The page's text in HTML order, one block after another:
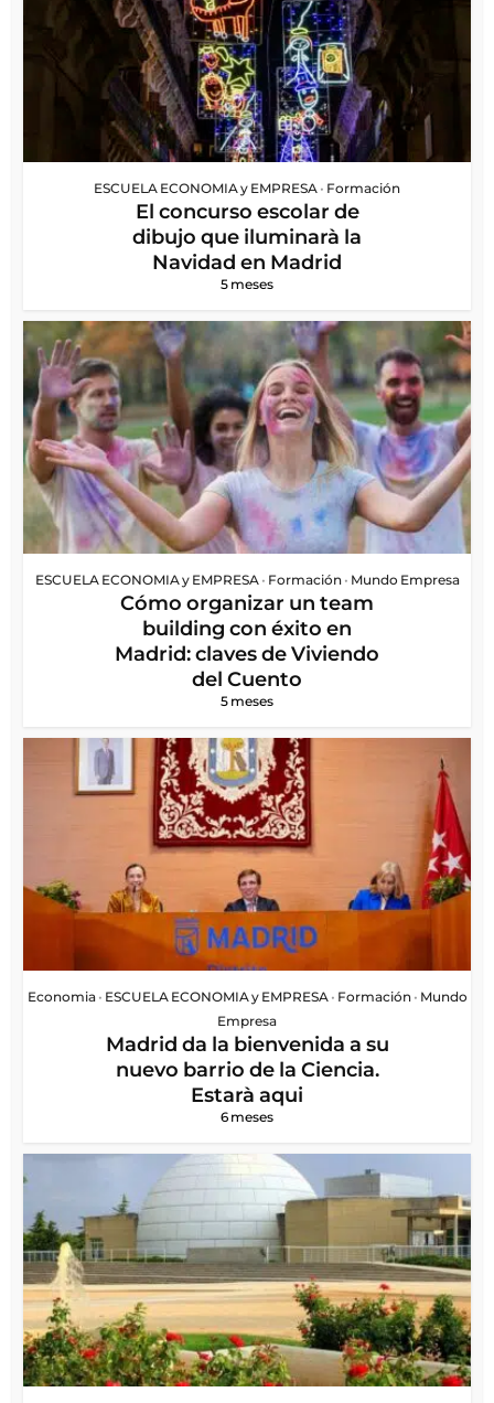
ESCUELA ECONOMIA y EMPRESA • Formación
El concurso escolar de
dibujo que iluminarà la
Navidad en Madrid
5 meses
ESCUELA ECONOMIA y EMPRESA • Formación • Mundo Empresa
Cómo organizar un team
building con éxito en
Madrid: claves de Viviendo
del Cuento
5 meses
Economia • ESCUELA ECONOMIA y EMPRESA • Formación • Mundo
Empresa
Madrid da la bienvenida a su
nuevo barrio de la Ciencia.
Estarà aqui
6 meses